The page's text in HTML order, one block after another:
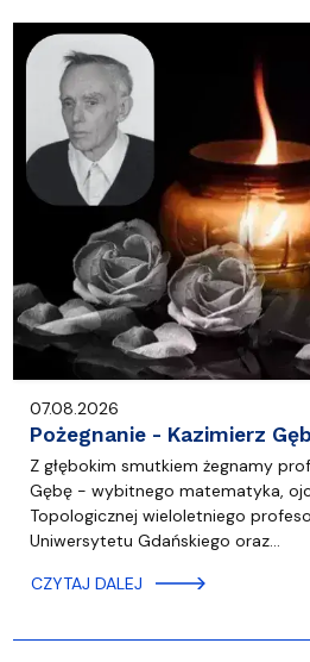
07.08.2026
Pożegnanie - Kazimierz
Z głębokim smutkiem żegnamy
Gębę - wybitnego matematyka,
Topologicznej wieloletniego
Uniwersytetu Gdańskiego oraz…
CZYTAJ DALEJ